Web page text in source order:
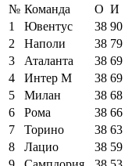
№ Команда О И
1
Ювентус 38 90
2
Наполи 38 79
3
Аталанта 38 69
4
Интер М 38 69
5
Милан 38 68
6
Рома 38 66
7
Торино 38 63
8
Лацио 38 59